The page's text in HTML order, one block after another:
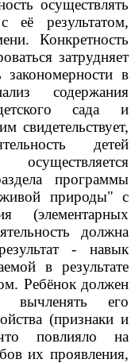
осуществлять
её результатом,
Конкретность
затрудняет
закономерности в
содержания
сада и
свидетельствует,
детей
программы
природы" с
(элементарных
должна
- навык
в результате
Ребёнок должен
вычленять его
(признаки и
повлияло на
их проявления,